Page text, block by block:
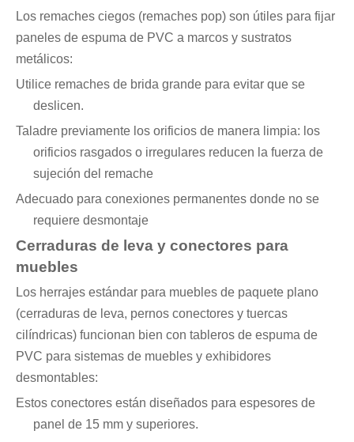
Los remaches ciegos (remaches pop) son útiles para fijar
paneles de espuma de PVC a marcos y sustratos
metálicos:
Utilice remaches de brida grande para evitar que se
deslicen.
Taladre previamente los orificios de manera limpia: los
orificios rasgados o irregulares reducen la fuerza de
sujeción del remache
Adecuado para conexiones permanentes donde no se
requiere desmontaje
Cerraduras de leva y conectores para
muebles
Los herrajes estándar para muebles de paquete plano
(cerraduras de leva, pernos conectores y tuercas
cilíndricas) funcionan bien con tableros de espuma de
PVC para sistemas de muebles y exhibidores
desmontables:
Estos conectores están diseñados para espesores de
panel de 15 mm y superiores.